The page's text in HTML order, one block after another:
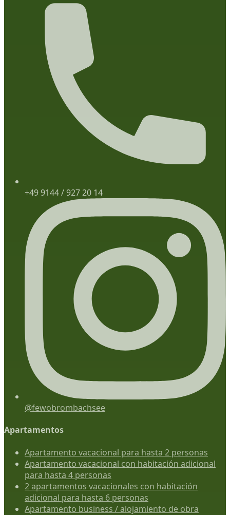
+49 9144 / 927 20 14
@fewobrombachsee
Apartamentos
Apartamento vacacional para hasta 2 personas
Apartamento vacacional con habitación adicional
para hasta 4 personas
2 apartamentos vacacionales con habitación
adicional para hasta 6 personas
Apartamento business / alojamiento de obra